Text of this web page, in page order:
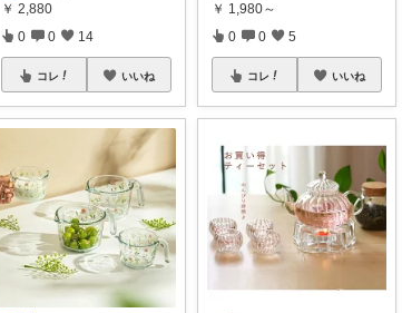
￥ 2,880
0 0 14
コレ いいね
￥ 1,980～
0 0 5
コレ いいね